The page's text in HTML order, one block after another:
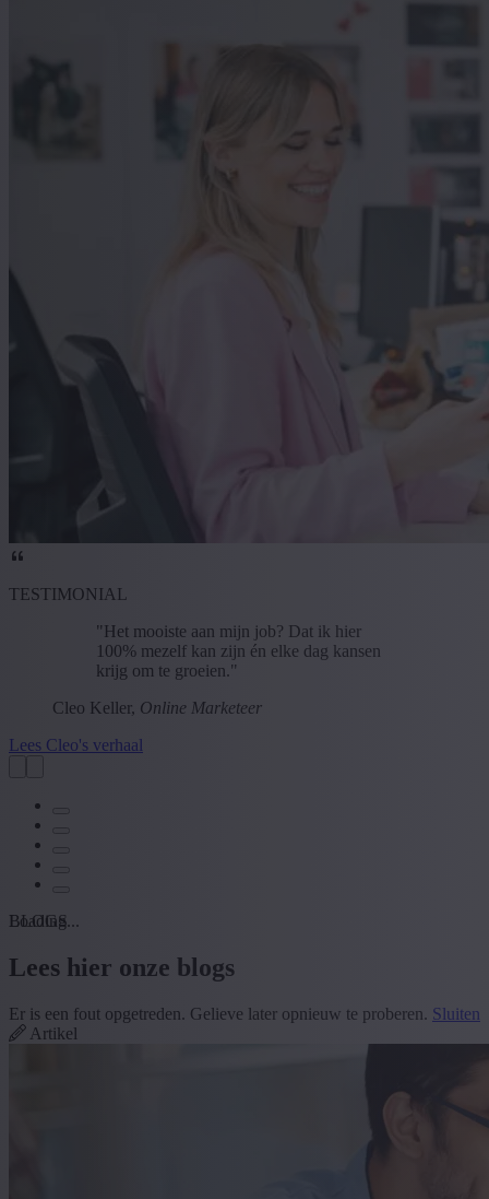
TESTIMONIAL
"Het mooiste aan mijn job? Dat ik hier
100% mezelf kan zijn én elke dag kansen
krijg om te groeien."
Cleo Keller, Online Marketeer
Lees Cleo's verhaal
Loading...
BLOGS
Lees hier onze blogs
Er is een fout opgetreden. Gelieve later opnieuw te proberen. Sluiten
Artikel